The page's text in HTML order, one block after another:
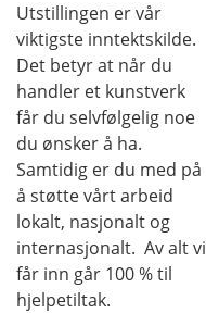
Utstillingen er vår
viktigste inntektskilde.
Det betyr at når du
handler et kunstverk
får du selvfølgelig noe
du ønsker å ha.
Samtidig er du med på
å støtte vårt arbeid
lokalt, nasjonalt og
internasjonalt. Av alt vi
får inn går 100 % til
hjelpetiltak.